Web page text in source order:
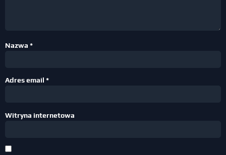
Nazwa *
Adres email *
Witryna internetowa